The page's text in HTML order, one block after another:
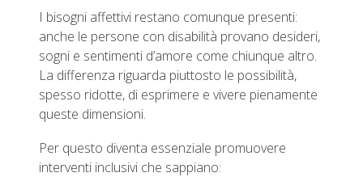
I bisogni affettivi restano comunque presenti:
anche le persone con disabilità provano desideri,
sogni e sentimenti d’amore come chiunque altro.
La differenza riguarda piuttosto le possibilità,
spesso ridotte, di esprimere e vivere pienamente
queste dimensioni.
Per questo diventa essenziale promuovere
interventi inclusivi che sappiano: